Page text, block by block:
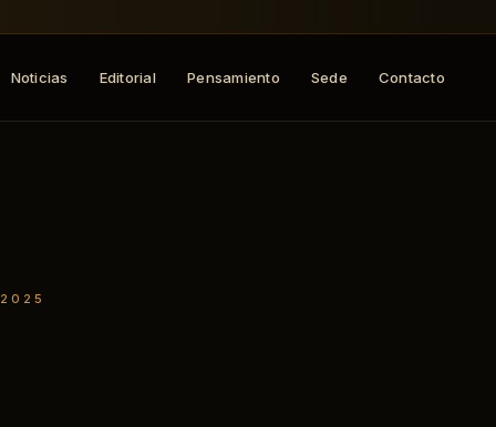
Noticias Editorial Pensamiento Sede Contacto